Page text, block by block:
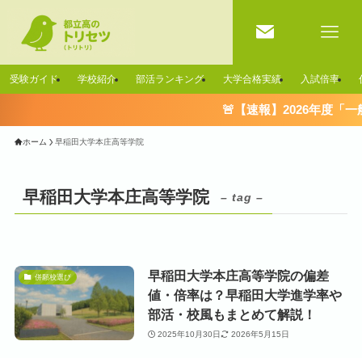
受験ガイド 学校紹介 部活ランキング 大学合格実績 入試倍率
🚨【速報】2026年度「一
ホーム 早稲田大学本庄高等学院
早稲田大学本庄高等学院 – tag –
併願校選び
早稲田大学本庄高等学院の偏差
値・倍率は？早稲田大学進学率や
部活・校風もまとめて解説！
2025年10月30日 2026年5月15日